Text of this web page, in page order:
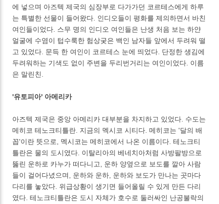
에 넣으며 아즈텍 제국의 심장부로 다가가던 코르테스에게 하루
는 특별한 선물이 들어왔다. 인디오들이 평화를 제의하면서 바친
여인들이었다. 스무 명의 인디오 여인들은 난생 처음 보는 하얀
얼굴에 수염이 텁수룩한 험상궂은 백인 남자들 앞에서 두려워 떨
고 있었다. 문득 한 여인이 코르테스 눈에 띄었다. 단정한 생김에
두려워하는 기색도 없이 주변을 두리번거리는 여인이었다. 이름
은 말린친.
'유토피아' 아메리카
아즈텍 제국은 중앙 아메리카 대부분을 차지하고 있었다. 수도는
메히코 테노크티틀란. 지금의 멕시코 시티다. 메히코는 '달의 배
꼽'이란 뜻으로, 멕시코는 메히코에서 나온 이름이다. 테노크티
틀란은 물의 도시였다. 이탈리아의 베네치아처럼 사방팔방으로
뚫린 운하로 카누가 떠다니고, 운하 양옆으로 보도를 깔아 사람
들이 걸어다녔으며, 운하와 운하, 운하와 보도가 만나는 곳마다
다리를 놓았다. 위급상황이 생기면 들어올릴 수 있게 만든 다리
였다. 테노크티틀란은 도시 자체가 호수로 둘러싸인 난공불락의